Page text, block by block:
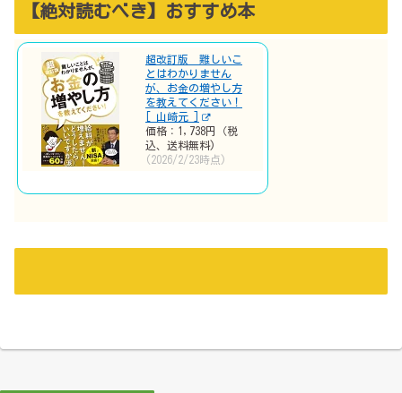
【絶対読むべき】おすすめ本
超改訂版 難しいこ
とはわかりません
が、お金の増やし方
を教えてください！
[ 山崎元 ]
価格：1,738円（税
込、送料無料)
(2026/2/23時点)